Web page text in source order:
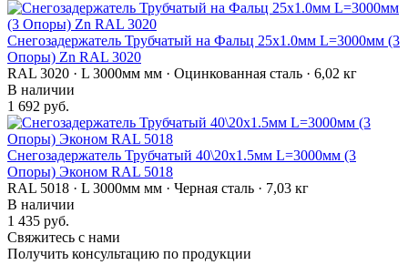
Снегозадержатель Трубчатый на Фальц 25х1.0мм L=3000мм (3
Опоры) Zn RAL 3020
RAL 3020 · L 3000мм мм · Оцинкованная сталь · 6,02 кг
В наличии
1 692 руб.
Снегозадержатель Трубчатый 40\20х1.5мм L=3000мм (3
Опоры) Эконом RAL 5018
RAL 5018 · L 3000мм мм · Черная сталь · 7,03 кг
В наличии
1 435 руб.
Свяжитесь с нами
Получить консультацию по продукции